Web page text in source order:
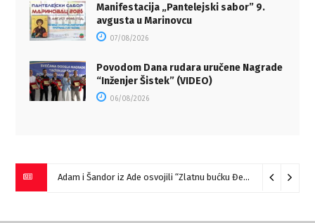
Manifestacija „Pantelejski sabor” 9.
avgusta u Marinovcu
07/08/2026
Povodom Dana rudara uručene Nagrade
“Inženjer Šistek” (VIDEO)
06/08/2026
Adam i Šandor iz Ade osvojili “Zlatnu bućku Đerdapa” 09/08/